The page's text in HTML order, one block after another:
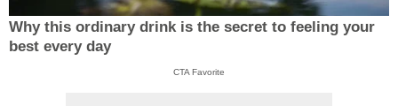
Why this ordinary drink is the secret to feeling your
best every day
CTA Favorite